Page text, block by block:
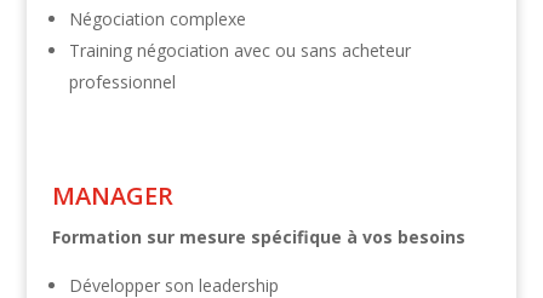
Négociation complexe
Training négociation avec ou sans acheteur
professionnel
MANAGER
Formation sur mesure spécifique à vos besoins
Développer son leadership